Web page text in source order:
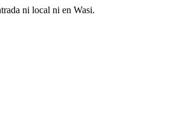
ni local ni en Wasi.